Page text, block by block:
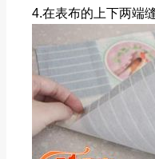
4.在表布的上下两端